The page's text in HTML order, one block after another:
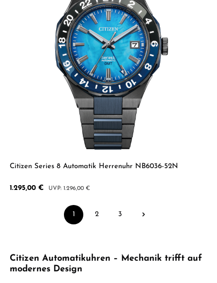
Citizen Series 8 Automatik Herrenuhr NB6036-52N
Verkaufspreis:
1.295,00 € Regulärer Preis:
1.296,00 €
Seite
1 2
Seite
3
Citizen Automatikuhren – Mechanik trifft auf
modernes Design